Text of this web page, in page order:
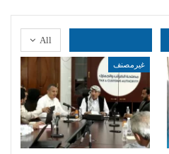
All
غيرمصنف